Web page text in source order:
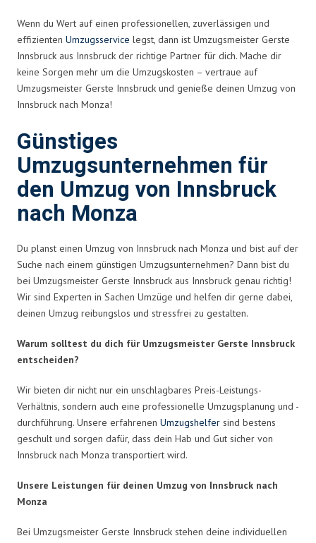
Wenn du Wert auf einen professionellen, zuverlässigen und
effizienten Umzugsservice legst, dann ist Umzugsmeister Gerste
Innsbruck aus Innsbruck der richtige Partner für dich. Mache dir
keine Sorgen mehr um die Umzugskosten – vertraue auf
Umzugsmeister Gerste Innsbruck und genieße deinen Umzug von
Innsbruck nach Monza!
Günstiges
Umzugsunternehmen für
den Umzug von Innsbruck
nach Monza
Du planst einen Umzug von Innsbruck nach Monza und bist auf der
Suche nach einem günstigen Umzugsunternehmen? Dann bist du
bei Umzugsmeister Gerste Innsbruck aus Innsbruck genau richtig!
Wir sind Experten in Sachen Umzüge und helfen dir gerne dabei,
deinen Umzug reibungslos und stressfrei zu gestalten.
Warum solltest du dich für Umzugsmeister Gerste Innsbruck
entscheiden?
Wir bieten dir nicht nur ein unschlagbares Preis-Leistungs-
Verhältnis, sondern auch eine professionelle Umzugsplanung und -
durchführung. Unsere erfahrenen Umzugshelfer sind bestens
geschult und sorgen dafür, dass dein Hab und Gut sicher von
Innsbruck nach Monza transportiert wird.
Unsere Leistungen für deinen Umzug von Innsbruck nach
Monza
Bei Umzugsmeister Gerste Innsbruck stehen deine individuellen